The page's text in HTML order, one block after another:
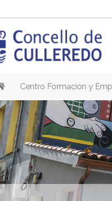
Centro Formación y